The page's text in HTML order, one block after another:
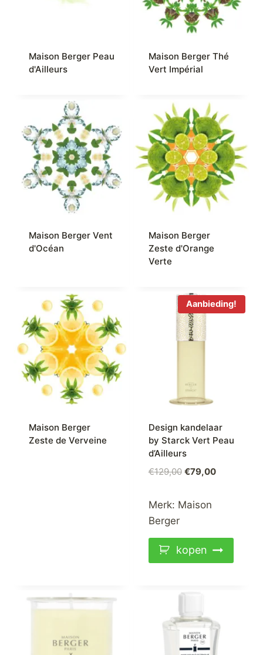
Maison Berger Peau
d'Ailleurs
Maison Berger Thé
Vert Impérial
Maison Berger Vent
d'Océan
Maison Berger
Zeste d'Orange
Verte
Maison Berger
Zeste de Verveine
Aanbieding!
Design kandelaar
by Starck Vert Peau
d’Ailleurs
€129,00 Oorspronkelijke
was:
€79,00Huidige
Merk: Maison
Berger
kopen